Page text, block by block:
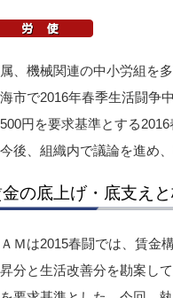
、機械関連の中小労組を
市で2016年春季生活闘争
500円を要求基準とする
後、組織内で議論を進め
金の底上げ・底支え
ＡＭは2015春闘では、賃金
分と生活改善分を勘案し